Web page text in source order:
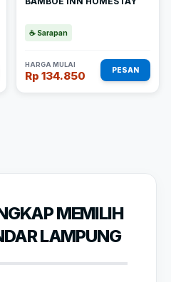
☕ Sarapan
HARGA MULAI
Rp 134.850 PESAN
MEMILIH
LAMPUNG